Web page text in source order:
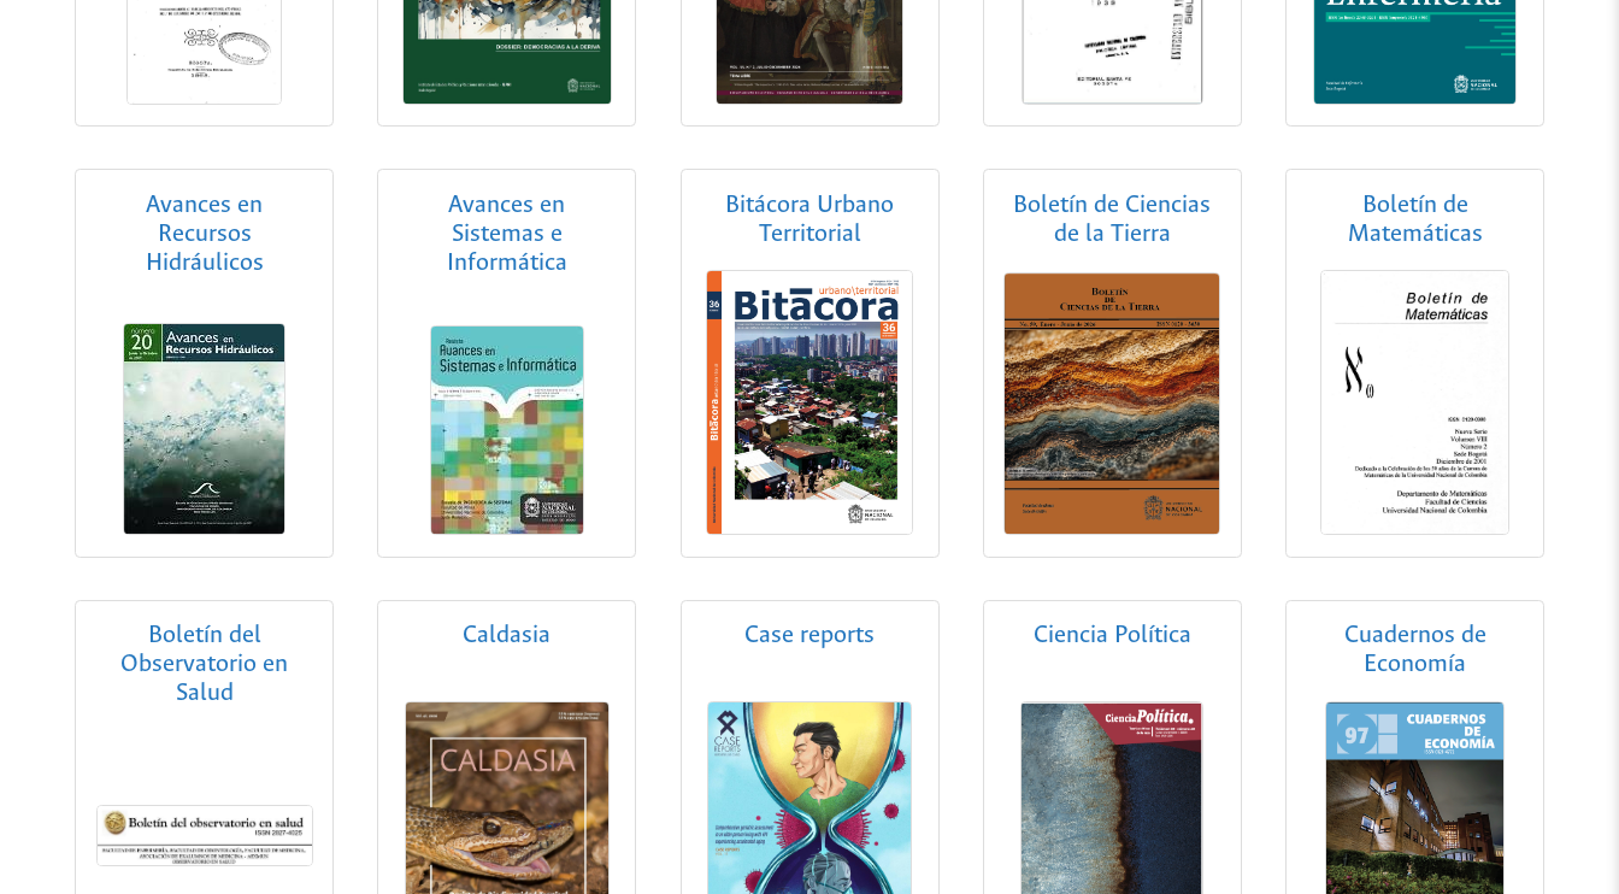
Avances en
Recursos
Hidráulicos
Avances en
Sistemas e
Informática
Bitácora Urbano
Territorial
Boletín de Ciencias
de la Tierra
Boletín de
Matemáticas
Boletín del
Observatorio en
Salud
Caldasia Case reports Ciencia Política
Cuadernos de
Economía